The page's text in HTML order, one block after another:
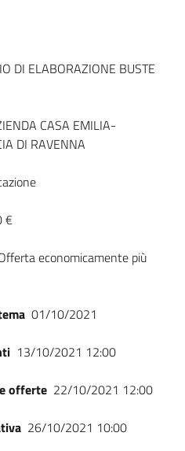
DI ELABORAZIONE BUSTE
CASA EMILIA-
DI RAVENNA
€
economicamente più
01/10/2021
13/10/2021 12:00
offerte 22/10/2021 12:00
26/10/2021 10:00